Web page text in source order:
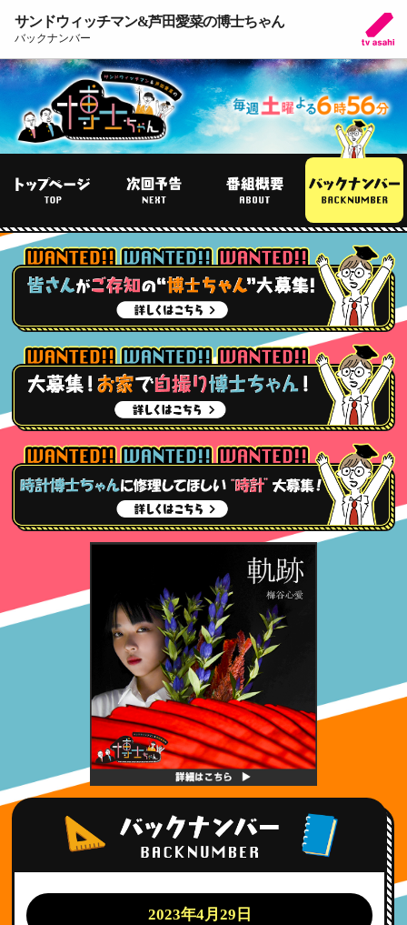
サンドウィッチマン&芦田愛菜の博士ちゃん
バックナンバー
2023年4月29日